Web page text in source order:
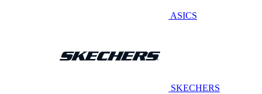
ASICS
SKECHERS